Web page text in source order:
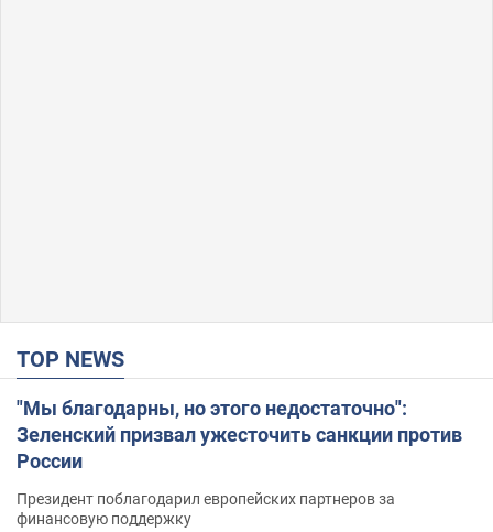
TOP NEWS
"Мы благодарны, но этого недостаточно":
Зеленский призвал ужесточить санкции против
России
Президент поблагодарил европейских партнеров за
финансовую поддержку